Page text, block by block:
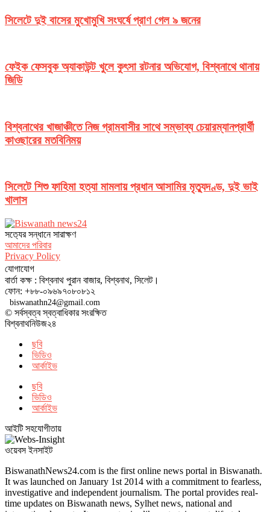
সিলেটে দুই বাসের মুখোমুখি সংঘর্ষে প্রাণ গেল ৯ জনের
ফেইক ফেসবুক অ্যাকাউন্ট খুলে কুৎসা রটনার অভিযোগ, বিশ্বনাথে থানায়
জিডি
বিশ্বনাথের খাজাঞ্চীতে নিজ গ্রামবাসীর সাথে সম্ভাব্য চেয়ারম্যানপ্রার্থী
কাওছারের মতবিনিময়
সিলেটে শিশু ফাহিমা হত্যা মামলায় প্রধান আসামির মৃত্যুদণ্ড, দুই ভাই
খালাস
সত‌্যের সন্ধানে সারাক্ষণ
আমাদের পরিবার
Privacy Policy
যোগাযোগ
বার্তা কক্ষ : বিশ্বনাথ পুরান বাজার, বিশ্বনাথ, সিলেট।
ফোন: +৮৮-০৯৬৯৭০৮০৮১২
biswanathn24@gmail.com
© সর্বস্বত্ব স্বত্বাধিকার সংরক্ষিত
বিশ্বনাথনিউজ২৪
ছবি
ভিডিও
আর্কাইভ
ছবি
ভিডিও
আর্কাইভ
আইটি সহযোগীতায়
ওয়েবস ইনসাইট
BiswanathNews24.com is the first online news portal in Biswanath.
It was launched on January 1st 2014 with a commitment to fearless,
investigative and independent journalism. The portal provides real-
time updates on Biswanath news, Sylhet news, national and